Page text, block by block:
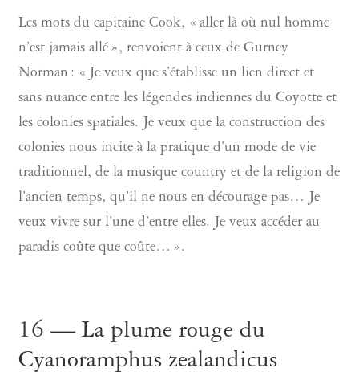
Les mots du capitaine Cook, « aller là où nul homme
n’est jamais allé », renvoient à ceux de Gurney
Norman : « Je veux que s’établisse un lien direct et
sans nuance entre les légendes indiennes du Coyotte et
les colonies spatiales. Je veux que la construction des
colonies nous incite à la pratique d’un mode de vie
traditionnel, de la musique country et de la religion de
l’ancien temps, qu’il ne nous en décourage pas… Je
veux vivre sur l’une d’entre elles. Je veux accéder au
paradis coûte que coûte… ».
16 — La plume rouge du
Cyanoramphus zealandicus